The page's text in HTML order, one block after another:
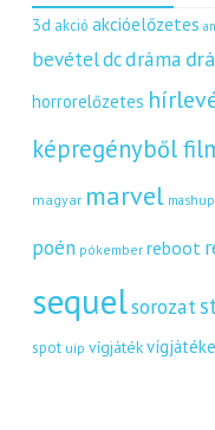
3d akció akcióelőzetes
bevételdcdráma
horrorelőzetes
képregényből
magyar marvel mashup
poén pókember reboot
sequelsorozat
spot uip vígjáték